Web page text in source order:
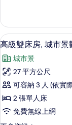
相
片
張
特
大
雙
人
床
的
所
部
客
房,
張
特
大
雙
人
床
的
顯
示
高
級
雙
床
6
高級雙床房, 城市景
城市景
27 平方公尺
可容納 3 人 (依實
2 張單人床
免費無線上網